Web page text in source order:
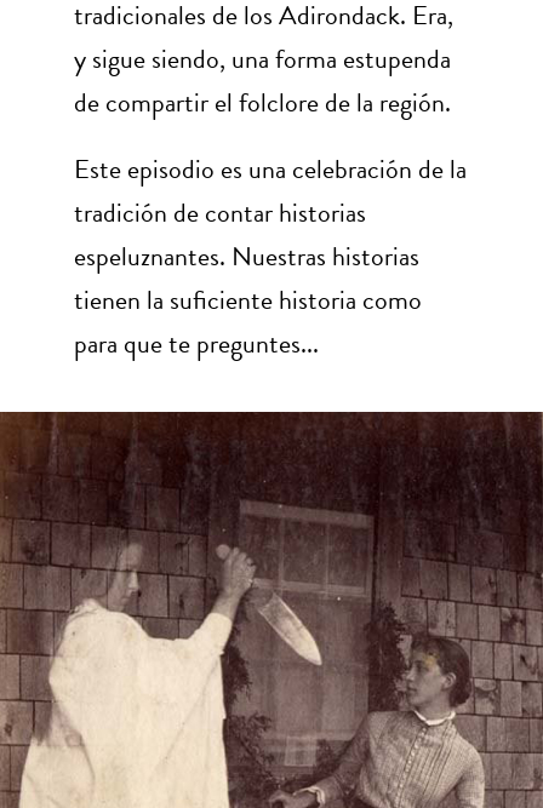
tradicionales de los Adirondack. Era,
y sigue siendo, una forma estupenda
de compartir el folclore de la región.
Este episodio es una celebración de la
tradición de contar historias
espeluznantes. Nuestras historias
tienen la suficiente historia como
para que te preguntes...